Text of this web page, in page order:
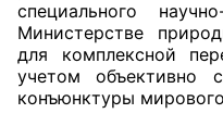
Экспертный совет
Совет ОП КО
Общественный штаб
специального
Министерстве
для комплексной
учетом объективно
конъюнктуры